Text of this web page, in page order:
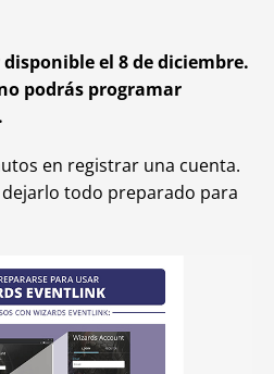
disponible el 8 de diciembre.
podrás programar
.
en registrar una cuenta.
todo preparado para